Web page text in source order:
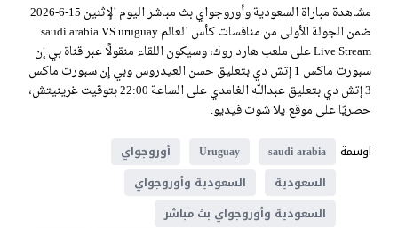
مشاهدة مباراة السعودية وأوروجواي بث مباشر اليوم الإثنين 15-6-2026
ضمن الجولة الأولى من منافسات كأس العالم saudi arabia VS uruguay
Live Stream على ملعب هارد روك، وسيكون اللقاء منقولًا عبر قناة بي إن
سبورت ماكس 1 إتش دي بتعليق حسن العيدروس وبي إن سبورت ماكس
3 إتش دي بتعليق عبدالله الغامدي على الساعة 22:00 بتوقيت غرينيتش،
حصريًا على موقع يلا شوت فيديو.
اوسمة
saudi arabia
Uruguay
أوروجواي
السعودية
السعودية وأوروجواي
السعودية وأوروجواي بث مباشر